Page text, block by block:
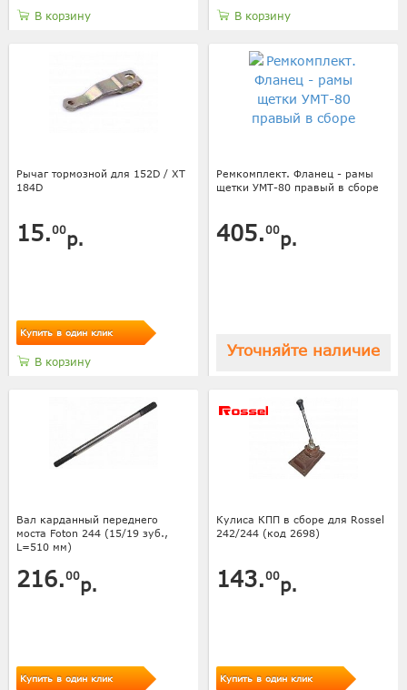
В корзину В корзину
Рычаг тормозной для 152D / XT
184D
15.00р.
Купить в один клик
В корзину
Ремкомплект. Фланец - рамы
щетки УМТ-80 правый в сборе
405.00р.
Уточняйте наличие
Вал карданный переднего
моста Foton 244 (15/19 зуб.,
L=510 мм)
216.00р.
Купить в один клик
Кулиса КПП в сборе для Rossel
242/244 (код 2698)
143.00р.
Купить в один клик